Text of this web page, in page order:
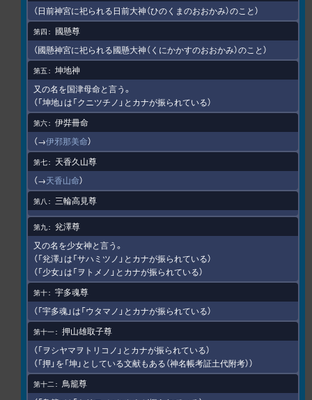
（日前神宮に祀られる日前大神（ひのくまのおおかみ）のこと）
國懸尊
（國懸神宮に祀られる國懸大神（くにかかすのおおかみ）のこと）
坤地神
又の名を国津母命と言う。
（「坤地」は「クニツチノ」とカナが振られている）
伊弉冊命
（→伊邪那美命）
天香久山尊
（→天香山命）
三輪高見尊
兊澤尊
又の名を少女神と言う。
（「兊澤」は「サハミツノ」とカナが振られている）
（「少女」は「ヲトメノ」とカナが振られている）
宇多魂尊
（「宇多魂」は「ウタマノ」とカナが振られている）
押山雄取子尊
（「ヲシヤマヲトリコノ」とカナが振られている）
（「押」を「坤」としている文献もある（神名帳考証土代附考））
鳥籠尊